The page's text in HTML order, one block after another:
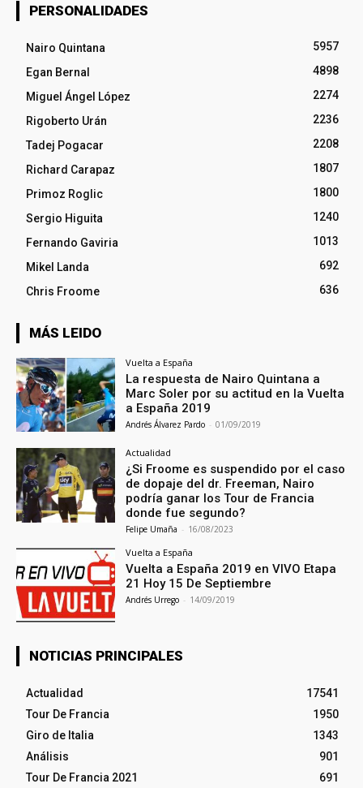
PERSONALIDADES
Nairo Quintana
5957
Egan Bernal
4898
Miguel Ángel López
2274
Rigoberto Urán
2236
Tadej Pogacar
2208
Richard Carapaz
1807
Primoz Roglic
1800
Sergio Higuita
1240
Fernando Gaviria
1013
Mikel Landa
692
Chris Froome
636
MÁS LEIDO
Vuelta a España
La respuesta de Nairo Quintana a
Marc Soler por su actitud en la Vuelta
a España 2019
Andrés Álvarez Pardo - 01/09/2019
Actualidad
¿Si Froome es suspendido por el caso
de dopaje del dr. Freeman, Nairo
podría ganar los Tour de Francia
donde fue segundo?
Felipe Umaña - 16/08/2023
Vuelta a España
Vuelta a España 2019 en VIVO Etapa
21 Hoy 15 De Septiembre
Andrés Urrego - 14/09/2019
NOTICIAS PRINCIPALES
Actualidad
17541
Tour De Francia
1950
Giro de Italia
1343
Análisis
901
Tour De Francia 2021
691